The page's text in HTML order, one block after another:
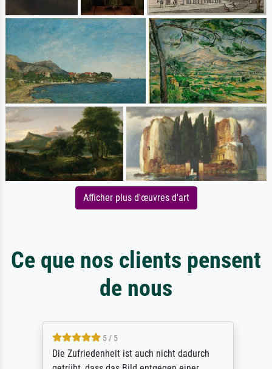
Afficher plus d'œuvres d'art
Ce que nos clients pensent
de nous
5 / 5
Die Zufriedenheit ist auch nicht dadurch